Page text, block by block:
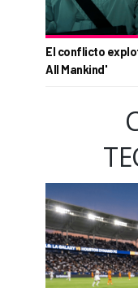
El conflicto
All Mankind'